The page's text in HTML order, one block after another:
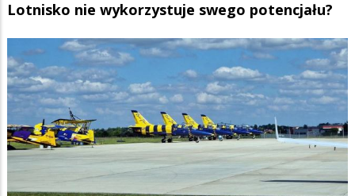
Lotnisko nie wykorzystuje swego potencjału?